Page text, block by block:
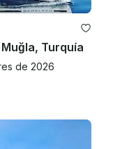
Turquía
de 2026